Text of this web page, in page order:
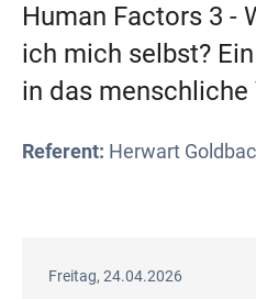
Human Factors 3 -
ich mich selbst?
in das menschliche
Referent: Herwart
Freitag, 24.04.2026